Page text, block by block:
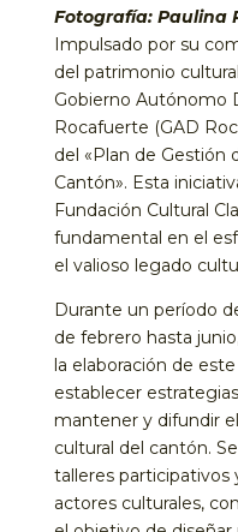
Fotografía: Paulina
Impulsado por su
del patrimonio
Gobierno Autónomo
Rocafuerte (GAD
del «Plan de Gestión
Cantón». Esta
Fundación Cultural
fundamental en el
el valioso legado
Durante un período
de febrero hasta
la elaboración de
establecer
mantener y difundir
cultural del cantón.
talleres participativos
actores culturales,